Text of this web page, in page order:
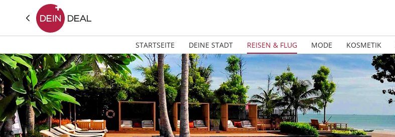
STARTSEITE DEINE STADT REISEN & FLUG MODE KOSMETIK